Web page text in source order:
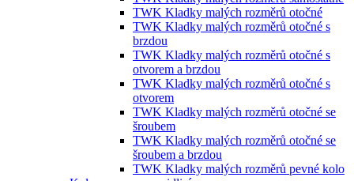
TWK Kladky malých rozměrů otočné
TWK Kladky malých rozměrů otočné s
brzdou
TWK Kladky malých rozměrů otočné s
otvorem a brzdou
TWK Kladky malých rozměrů otočné s
otvorem
TWK Kladky malých rozměrů otočné se
šroubem
TWK Kladky malých rozměrů otočné se
šroubem a brzdou
TWK Kladky malých rozměrů pevné kolo